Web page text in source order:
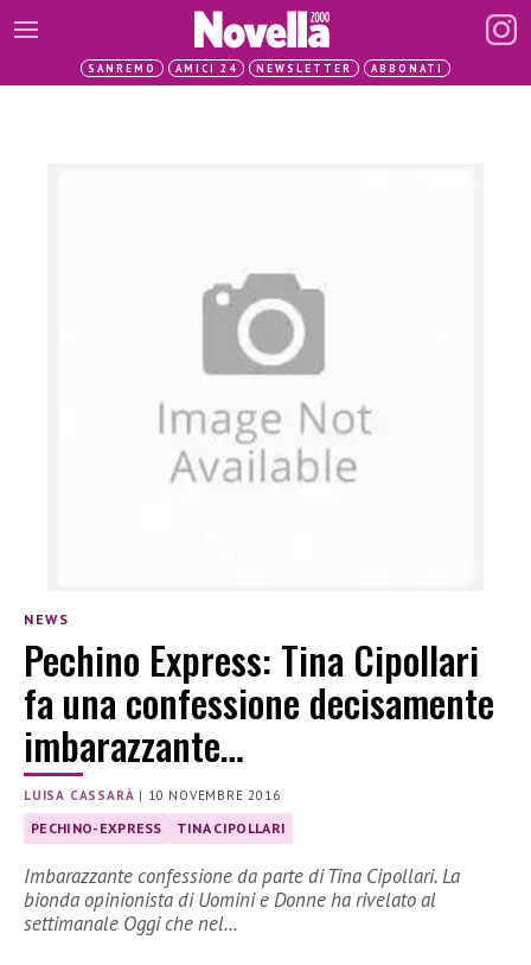
SANREMO AMICI 24 NEWSLETTER ABBONATI
NEWS
Pechino Express: Tina Cipollari
fa una confessione decisamente
imbarazzante…
LUISA CASSARÀ | 10 NOVEMBRE 2016
PECHINO-EXPRESS TINA CIPOLLARI
Imbarazzante confessione da parte di Tina Cipollari. La
bionda opinionista di Uomini e Donne ha rivelato al
settimanale Oggi che nel…